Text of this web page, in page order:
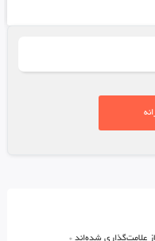
علامت‌گذاری شده‌اند *